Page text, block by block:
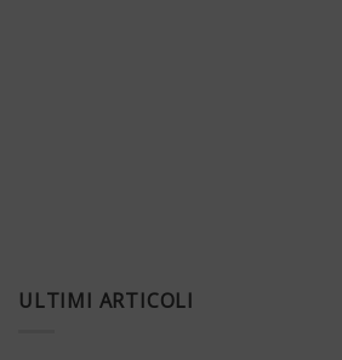
ULTIMI ARTICOLI